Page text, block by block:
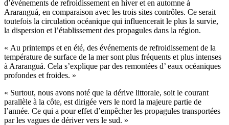
d’événements de refroidissement en hiver et en automne à
Araranguá, en comparaison avec les trois sites contrôles. Ce serait
toutefois la circulation océanique qui influencerait le plus la survie,
la dispersion et l’établissement des propagules dans la région.
« Au printemps et en été, des événements de refroidissement de la
température de surface de la mer sont plus fréquents et plus intenses
à Araranguá. Cela s’explique par des remontées d’ eaux océaniques
profondes et froides. »
« Surtout, nous avons noté que la dérive littorale, soit le courant
parallèle à la côte, est dirigée vers le nord la majeure partie de
l’année. Ce qui a pour effet d’empêcher les propagules transportées
par les vagues de dériver vers le sud. »